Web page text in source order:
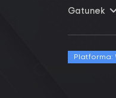
Gatunek
Platforma: